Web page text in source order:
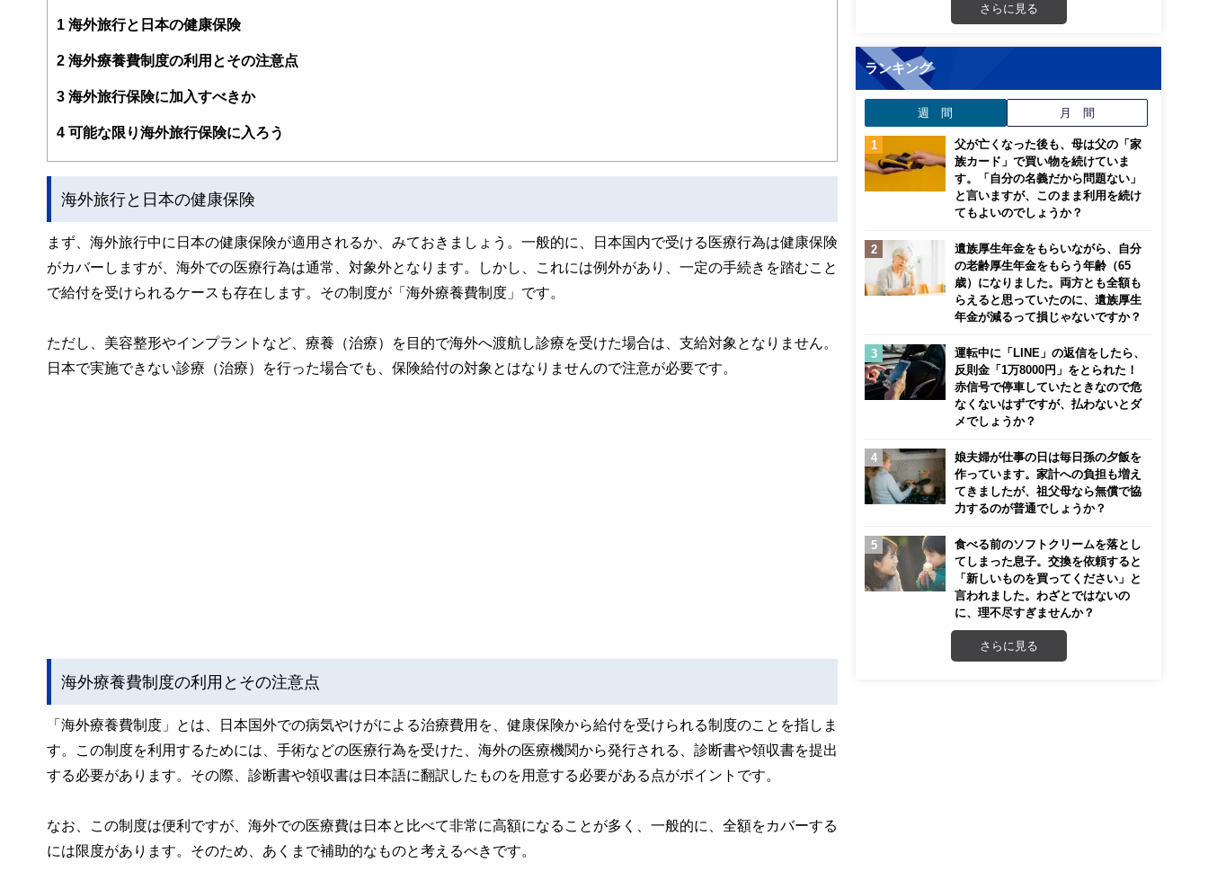
案から記事掲載まですべての工程に関わることで、読者目線のコンテンツを追求しています。
FinancialFieldの特徴は、ファイナンシャルプランナー、弁護士、税理士、宅地建物取引士、相続診断士、住宅ローンアドバイザー、DCプランナ
ー、公認会計士、社会保険労務士、行政書士、投資アナリスト、キャリアコンサルタントなど150名以上の有資格者を執筆者・監修者として迎
と、読み応えのあるコンテンツと確かな情報発信を実現しています。
私たちは、快適でより良い生活のアイデアを提供するお金のコンシェルジュを目指します。
1 海外旅行と日本の健康保険
2 海外療養費制度の利用とその注意点
3 海外旅行保険に加入すべきか
4 可能な限り海外旅行保険に入ろう
海外旅行と日本の健康保険
まず、海外旅行中に日本の健康保険が適用されるか、みておきましょう。一般的に、日本国内で受ける医療行為は健康保険
がカバーしますが、海外での医療行為は通常、対象外となります。しかし、これには例外があり、一定の手続きを踏むこと
で給付を受けられるケースも存在します。その制度が「海外療養費制度」です。
ただし、美容整形やインプラントなど、療養（治療）を目的で海外へ渡航し診療を受けた場合は、支給対象となりません。
日本で実施できない診療（治療）を行った場合でも、保険給付の対象とはなりませんので注意が必要です。
海外療養費制度の利用とその注意点
「海外療養費制度」とは、日本国外での病気やけがによる治療費用を、健康保険から給付を受けられる制度のことを指しま
す。この制度を利用するためには、手術などの医療行為を受けた、海外の医療機関から発行される、診断書や領収書を提出
する必要があります。その際、診断書や領収書は日本語に翻訳したものを用意する必要がある点がポイントです。
なお、この制度は便利ですが、海外での医療費は日本と比べて非常に高額になることが多く、一般的に、全額をカバーする
には限度があります。そのため、あくまで補助的なものと考えるべきです。
さらに見る
ランキング
週 間 月 間
父が亡くなった後も、母は父の「家
族カード」で買い物を続けていま
す。「自分の名義だから問題ない」
と言いますが、このまま利用を続け
てもよいのでしょうか？
遺族厚生年金をもらいながら、自分
の老齢厚生年金をもらう年齢（65
歳）になりました。両方とも全額も
らえると思っていたのに、遺族厚生
年金が減るって損じゃないですか？
運転中に「LINE」の返信をしたら、
反則金「1万8000円」をとられた！
赤信号で停車していたときなので危
なくないはずですが、払わないとダ
メでしょうか？
娘夫婦が仕事の日は毎日孫の夕飯を
作っています。家計への負担も増え
てきましたが、祖父母なら無償で協
力するのが普通でしょうか？
食べる前のソフトクリームを落とし
てしまった息子。交換を依頼すると
「新しいものを買ってください」と
言われました。わざとではないの
に、理不尽すぎませんか？
さらに見る